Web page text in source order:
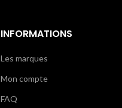
INFORMATIONS
Les marques
Mon compte
FAQ